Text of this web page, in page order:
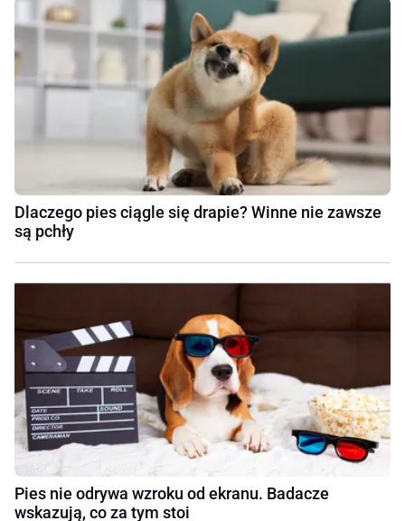
Dlaczego pies ciągle się drapie? Winne nie zawsze
są pchły
Pies nie odrywa wzroku od ekranu. Badacze
wskazują, co za tym stoi